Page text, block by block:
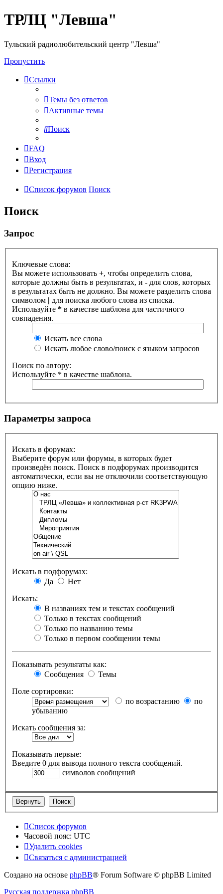
ТРЛЦ "Левша"
Тульский радиолюбительский центр "Левша"
Пропустить
Ссылки
Темы без ответов
Активные темы
Поиск
FAQ
Вход
Регистрация
Список форумов Поиск
Поиск
Запрос
Ключевые слова:
Вы можете использовать +, чтобы определить слова,
которые должны быть в результатах, и - для слов, которых
в результатах быть не должно. Вы можете разделить слова
символом | для поиска любого слова из списка.
Используйте * в качестве шаблона для частичного
совпадения.
Искать все слова
Искать любое слово/поиск с языком запросов
Поиск по автору:
Используйте * в качестве шаблона.
Параметры запроса
Искать в форумах:
Выберите форум или форумы, в которых будет
произведён поиск. Поиск в подфорумах производится
автоматически, если вы не отключили соответствующую
опцию ниже.
Искать в подфорумах:
Да
Нет
Искать:
В названиях тем и текстах сообщений
Только в текстах сообщений
Только по названию темы
Только в первом сообщении темы
Показывать результаты как:
Сообщения
Темы
Поле сортировки:
по возрастанию
по
убыванию
Искать сообщения за:
Показывать первые:
Введите 0 для вывода полного текста сообщений.
символов сообщений
Список форумов
Часовой пояс: UTC
Удалить cookies
Связаться с администрацией
Создано на основе phpBB® Forum Software © phpBB Limited
Русская поддержка phpBB